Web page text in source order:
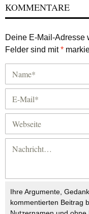
KOMMENTARE
Deine E-Mail-Adresse
Felder sind mit*
Ihre Argumente,
kommentierten Beitrag